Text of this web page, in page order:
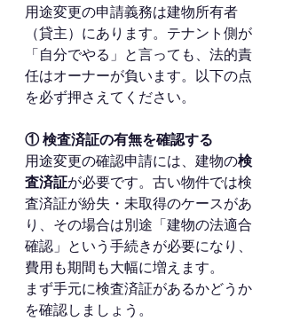
用途変更の申請義務は建物所有者
（貸主）にあります。テナント側が
「自分でやる」と言っても、法的責
任はオーナーが負います。以下の点
を必ず押さえてください。
① 検査済証の有無を確認する
用途変更の確認申請には、建物の検
査済証が必要です。古い物件では検
査済証が紛失・未取得のケースがあ
り、その場合は別途「建物の法適合
確認」という手続きが必要になり、
費用も期間も大幅に増えます。
まず手元に検査済証があるかどうか
を確認しましょう。